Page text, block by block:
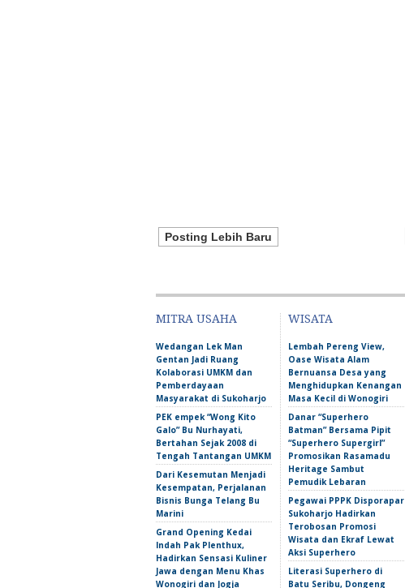
Posting Lebih Baru
MITRA USAHA
Wedangan Lek Man
Gentan Jadi Ruang
Kolaborasi UMKM dan
Pemberdayaan
Masyarakat di Sukoharjo
PEK empek “Wong Kito
Galo” Bu Nurhayati,
Bertahan Sejak 2008 di
Tengah Tantangan UMKM
Dari Kesemutan Menjadi
Kesempatan, Perjalanan
Bisnis Bunga Telang Bu
Marini
Grand Opening Kedai
Indah Pak Plenthux,
Hadirkan Sensasi Kuliner
Jawa dengan Menu Khas
Wonogiri dan Jogja
WISATA
Lembah Pereng View,
Oase Wisata Alam
Bernuansa Desa yang
Menghidupkan Kenangan
Masa Kecil di Wonogiri
Danar “Superhero
Batman” Bersama Pipit
“Superhero Supergirl”
Promosikan Rasamadu
Heritage Sambut
Pemudik Lebaran
Pegawai PPPK Disporapar
Sukoharjo Hadirkan
Terobosan Promosi
Wisata dan Ekraf Lewat
Aksi Superhero
Literasi Superhero di
Batu Seribu, Dongeng